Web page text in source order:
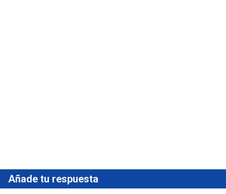
Añade tu respuesta